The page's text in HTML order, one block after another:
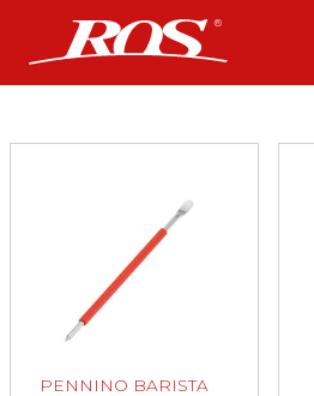
PENNINO BARISTA